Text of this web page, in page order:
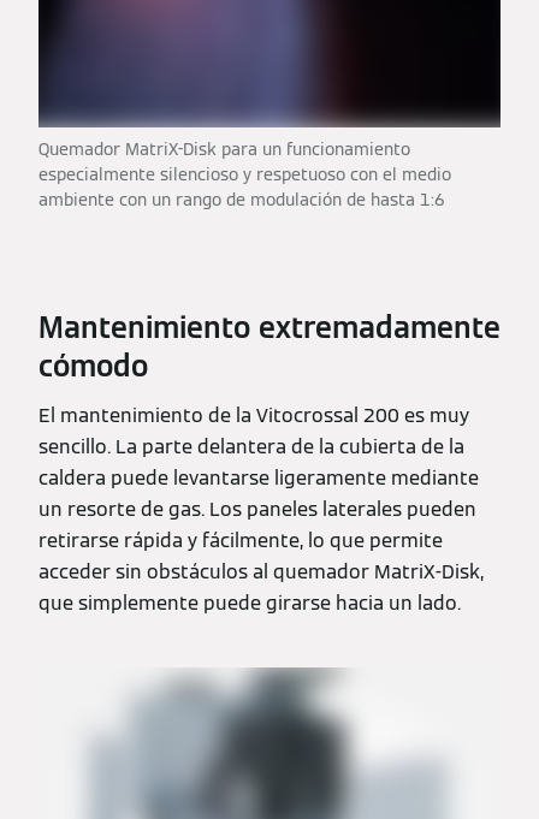
Quemador MatriX-Disk para un funcionamiento
especialmente silencioso y respetuoso con el medio
ambiente con un rango de modulación de hasta 1:6
Mantenimiento extremadamente
cómodo
El mantenimiento de la Vitocrossal 200 es muy
sencillo. La parte delantera de la cubierta de la
caldera puede levantarse ligeramente mediante
un resorte de gas. Los paneles laterales pueden
retirarse rápida y fácilmente, lo que permite
acceder sin obstáculos al quemador MatriX-Disk,
que simplemente puede girarse hacia un lado.